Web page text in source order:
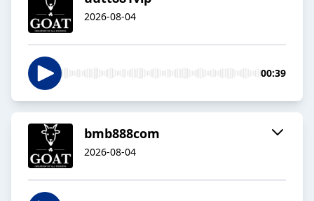
2026-08-04
00:39
bmb888com
2026-08-04